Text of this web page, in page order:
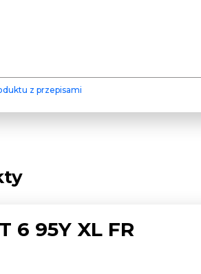
z przepisami
6 95Y XL FR